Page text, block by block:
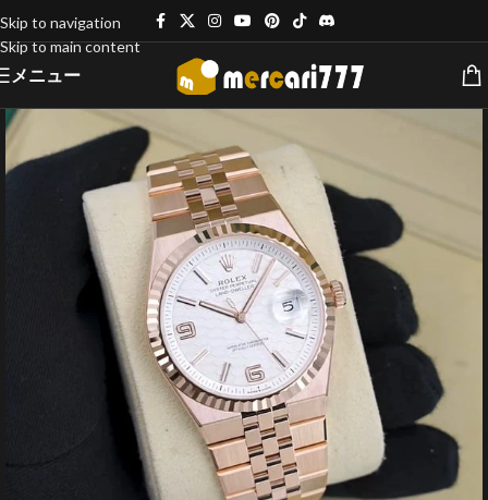
Skip to navigation
Skip to main content
メニュー